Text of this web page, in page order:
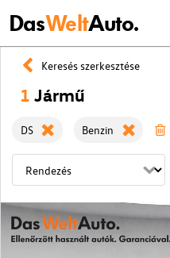
DasWeltAuto.
Keresés szerkesztése
1 Jármű
DS Benzin